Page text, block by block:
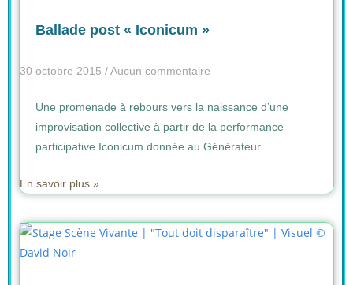
Ballade post « Iconicum »
30 octobre 2015 Aucun commentaire
Une promenade à rebours vers la naissance d’une
improvisation collective à partir de la performance
participative Iconicum donnée au Générateur.
En savoir plus »